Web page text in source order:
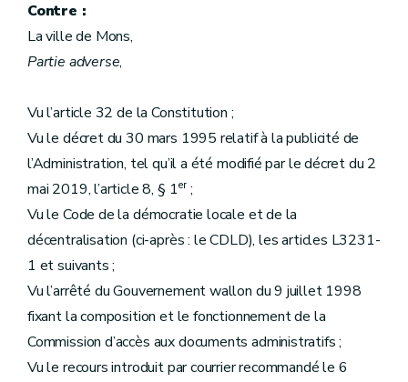
Contre :
La ville de Mons,
Partie adverse,
Vu l’article 32 de la Constitution ;
Vu le décret du 30 mars 1995 relatif à la publicité de
l’Administration, tel qu’il a été modifié par le décret du 2
mai 2019, l’article 8, § 1er;
Vu le Code de la démocratie locale et de la
décentralisation (ci-après : le CDLD), les articles L3231-
1 et suivants ;
Vu l’arrêté du Gouvernement wallon du 9 juillet 1998
fixant la composition et le fonctionnement de la
Commission d’accès aux documents administratifs ;
Vu le recours introduit par courrier recommandé le 6